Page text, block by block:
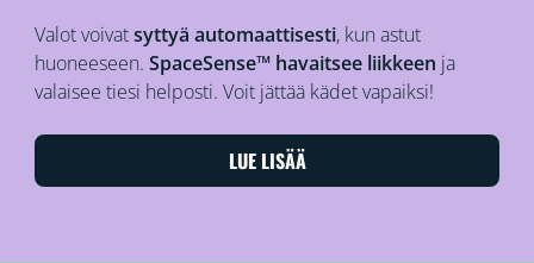
Valot voivatsyttyä automaattisesti, kun astut
huoneeseen. SpaceSense™ havaitsee liikkeen ja
valaisee tiesi helposti. Voit jättää kädet vapaiksi!
LUE LISÄÄ